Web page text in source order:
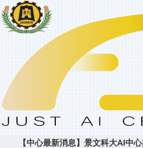
【中心最新消息】景文科大AI中